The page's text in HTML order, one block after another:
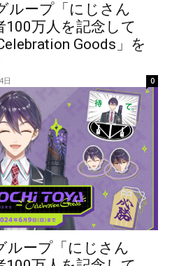
ループ「にじさん
100万人を記念して
Goods」を
日 0
ループ「にじさん